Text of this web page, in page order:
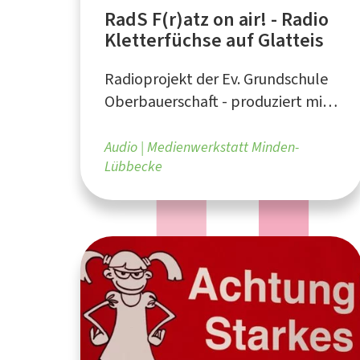
RadS F(r)atz on air! - Radio
Kletterfüchse auf Glatteis
Radioprojekt der Ev. Grundschule
Oberbauerschaft - produziert mit
Medienwerkstatt Minden-
Lübbecke
Audio Medienwerkstatt Minden-
Lübbecke